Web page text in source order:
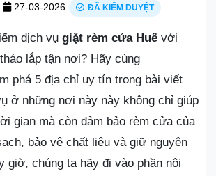
27-03-2026 ĐÃ KIỂM DUYỆT
dịch vụ giặt rèm cửa Huếvới
lắp tận nơi? Hãy cùng
phá 5 địa chỉ uy tín trong bài viết
ở những nơi này này không chỉ giúp
gian mà còn đảm bảo rèm cửa của
bảo vệ chất liệu và giữ nguyên
giờ, chúng ta hãy đi vào phần nội